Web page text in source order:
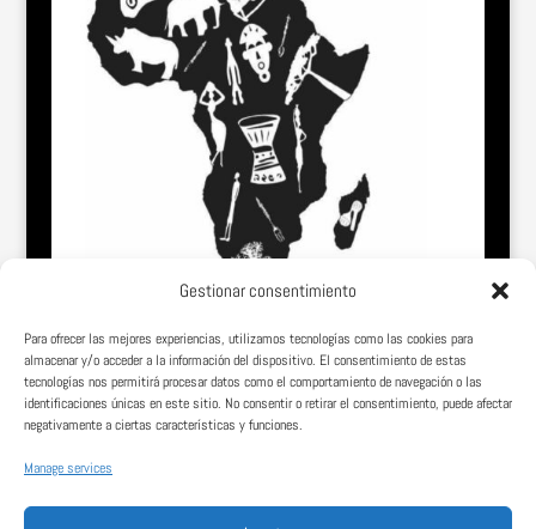
Gestionar consentimiento
Para ofrecer las mejores experiencias, utilizamos tecnologías como las cookies para
almacenar y/o acceder a la información del dispositivo. El consentimiento de estas
tecnologías nos permitirá procesar datos como el comportamiento de navegación o las
identificaciones únicas en este sitio. No consentir o retirar el consentimiento, puede afectar
negativamente a ciertas características y funciones.
Manage services
Somos una página web vasco-africana comprometida con la dignidad,
el conocimiento y el desarrollo de los pueblos de África.